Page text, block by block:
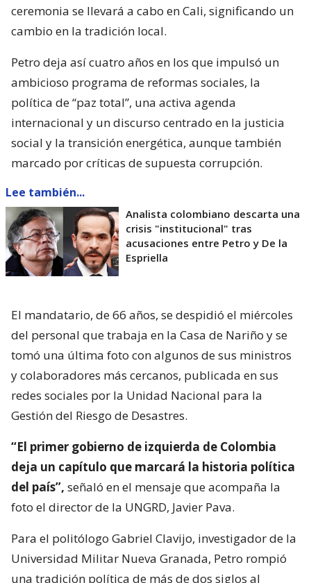
ceremonia se llevará a cabo en Cali, significando un
cambio en la tradición local.
Petro deja así cuatro años en los que impulsó un
ambicioso programa de reformas sociales, la
política de “paz total”, una activa agenda
internacional y un discurso centrado en la justicia
social y la transición energética, aunque también
marcado por críticas de supuesta corrupción.
Lee también...
Analista colombiano descarta una
crisis "institucional" tras
acusaciones entre Petro y De la
Espriella
El mandatario, de 66 años, se despidió el miércoles
del personal que trabaja en la Casa de Nariño y se
tomó una última foto con algunos de sus ministros
y colaboradores más cercanos, publicada en sus
redes sociales por la Unidad Nacional para la
Gestión del Riesgo de Desastres.
“El primer gobierno de izquierda de Colombia
deja un capítulo que marcará la historia política
del país”, señaló en el mensaje que acompaña la
foto el director de la UNGRD, Javier Pava.
Para el politólogo Gabriel Clavijo, investigador de la
Universidad Militar Nueva Granada, Petro rompió
una tradición política de más de dos siglos al